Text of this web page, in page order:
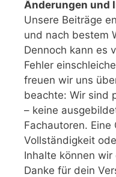
Änderungen und
Unsere Beiträge
und nach bestem
Dennoch kann es
Fehler
freuen wir uns
beachte: Wir sind
– keine
Fachautoren. Eine
Vollständigkeit
Inhalte können
Danke für dein